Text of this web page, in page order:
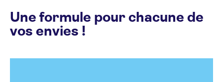
Une formule pour chacune de
vos envies !